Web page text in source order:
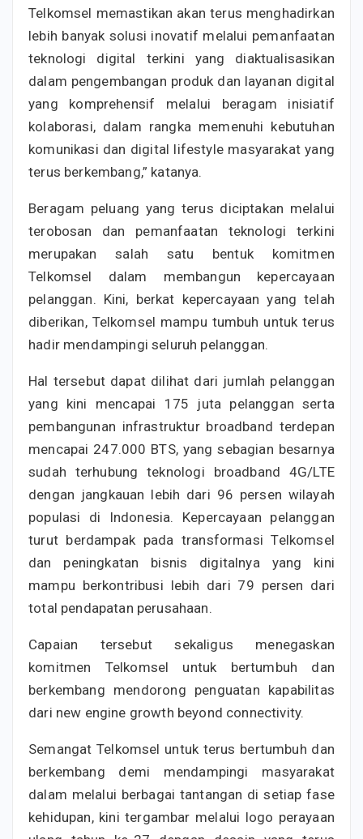
Telkomsel memastikan akan terus menghadirkan
lebih banyak solusi inovatif melalui pemanfaatan
teknologi digital terkini yang diaktualisasikan
dalam pengembangan produk dan layanan digital
yang komprehensif melalui beragam inisiatif
kolaborasi, dalam rangka memenuhi kebutuhan
komunikasi dan digital lifestyle masyarakat yang
terus berkembang,” katanya.
Beragam peluang yang terus diciptakan melalui
terobosan dan pemanfaatan teknologi terkini
merupakan salah satu bentuk komitmen
Telkomsel dalam membangun kepercayaan
pelanggan. Kini, berkat kepercayaan yang telah
diberikan, Telkomsel mampu tumbuh untuk terus
hadir mendampingi seluruh pelanggan.
Hal tersebut dapat dilihat dari jumlah pelanggan
yang kini mencapai 175 juta pelanggan serta
pembangunan infrastruktur broadband terdepan
mencapai 247.000 BTS, yang sebagian besarnya
sudah terhubung teknologi broadband 4G/LTE
dengan jangkauan lebih dari 96 persen wilayah
populasi di Indonesia. Kepercayaan pelanggan
turut berdampak pada transformasi Telkomsel
dan peningkatan bisnis digitalnya yang kini
mampu berkontribusi lebih dari 79 persen dari
total pendapatan perusahaan.
Capaian tersebut sekaligus menegaskan
komitmen Telkomsel untuk bertumbuh dan
berkembang mendorong penguatan kapabilitas
dari new engine growth beyond connectivity.
Semangat Telkomsel untuk terus bertumbuh dan
berkembang demi mendampingi masyarakat
dalam melalui berbagai tantangan di setiap fase
kehidupan, kini tergambar melalui logo perayaan